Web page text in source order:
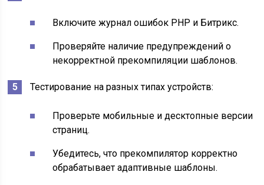
Включите журнал ошибок PHP и Битрикс.
Проверяйте наличие предупреждений о
некорректной прекомпиляции шаблонов.
Тестирование на разных типах устройств:
Проверьте мобильные и десктопные версии
страниц.
Убедитесь, что прекомпилятор корректно
обрабатывает адаптивные шаблоны.